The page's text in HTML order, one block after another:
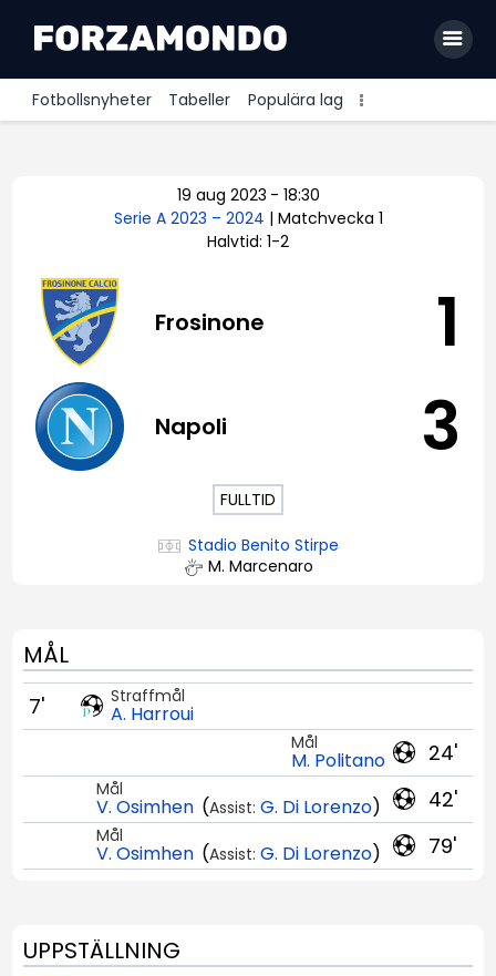
Fotbollsnyheter Tabeller Populära lag
Premier League
Bundesliga
Serie A
19 aug 2023 - 18:30
Serie A 2023 – 2024 | Matchvecka 1
Halvtid: 1-2
Frosinone 1
Napoli 3
FULLTID
Stadio Benito Stirpe
M. Marcenaro
MÅL
Straffmål
A. Harroui
7'
24'
Mål
M. Politano
42'
Mål
V. Osimhen (Assist: G. Di Lorenzo)
79'
Mål
V. Osimhen (Assist: G. Di Lorenzo)
UPPSTÄLLNING